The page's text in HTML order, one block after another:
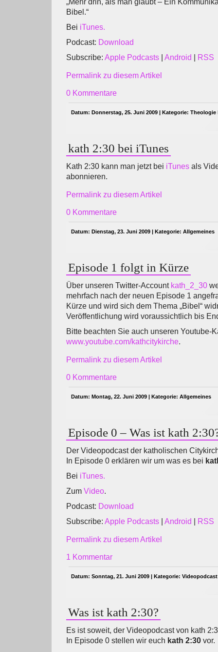
„Mehr drin, als man glaubt – Ein
Bibel.“
Bei iTunes.
Podcast: Download
Subscribe: Apple Podcasts Android RSS
Permalink zu diesem Artikel
0 Kommentare
Datum: Donnerstag, 25. Juni 2009 | Kategorie: Theologie
kath 2:30 bei iTunes
Kath 2:30 kann man jetzt bei iTunes als
abonnieren.
Permalink zu diesem Artikel
0 Kommentare
Datum: Dienstag, 23. Juni 2009 | Kategorie: Allgemeines
Episode 1 folgt in Kürze
Über unseren Twitter-Account kath_2_30
mehrfach nach der neuen Episode 1
Kürze und wird sich dem Thema „Bibel“
Veröffentlichung wird voraussichtlich bis
Bitte beachten Sie auch unseren Youtube-
www.youtube.com/kathcitykirche.
Permalink zu diesem Artikel
0 Kommentare
Datum: Montag, 22. Juni 2009 | Kategorie: Allgemeines
Episode 0 – Was ist kath
Der Videopodcast der katholischen
In Episode 0 erklären wir um was es bei
Bei iTunes.
Zum Video.
Podcast: Download
Subscribe: Apple Podcasts Android RSS
Permalink zu diesem Artikel
1 Kommentar
Datum: Sonntag, 21. Juni 2009 | Kategorie: Videopodcast
Was ist kath 2:30?
Es ist soweit, der Videopodcast von kath
In Episode 0 stellen wir euch kath 2:30 vor.